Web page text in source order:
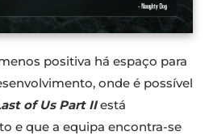
positiva há espaço para
onde é possível
of Us Part IIestá
e que a equipa encontra-se